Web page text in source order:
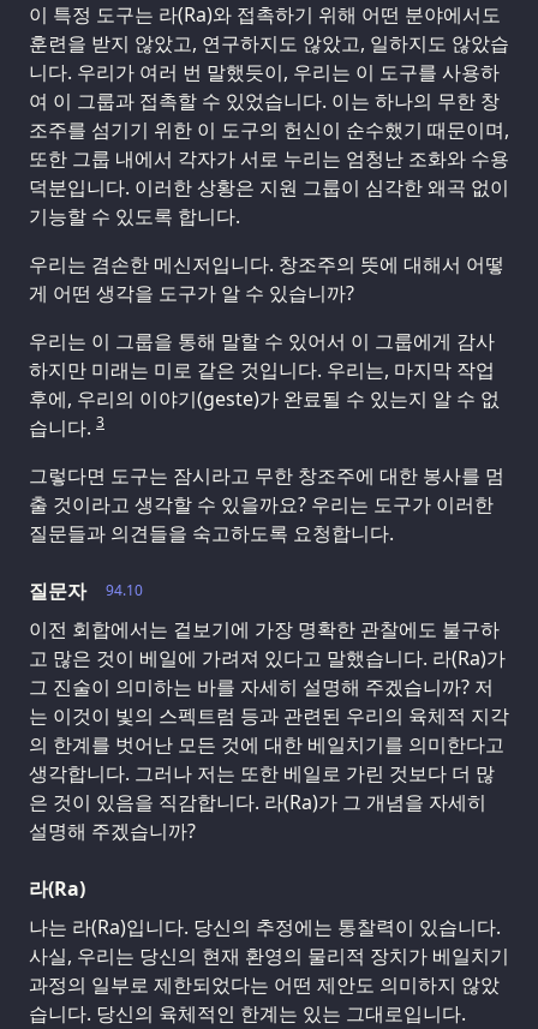
이 특정 도구는 라(Ra)와 접촉하기 위해 어떤 분야에서도
훈련을 받지 않았고, 연구하지도 않았고, 일하지도 않았습
니다. 우리가 여러 번 말했듯이, 우리는 이 도구를 사용하
여 이 그룹과 접촉할 수 있었습니다. 이는 하나의 무한 창
조주를 섬기기 위한 이 도구의 헌신이 순수했기 때문이며,
또한 그룹 내에서 각자가 서로 누리는 엄청난 조화와 수용
덕분입니다. 이러한 상황은 지원 그룹이 심각한 왜곡 없이
기능할 수 있도록 합니다.
우리는 겸손한 메신저입니다. 창조주의 뜻에 대해서 어떻
게 어떤 생각을 도구가 알 수 있습니까?
우리는 이 그룹을 통해 말할 수 있어서 이 그룹에게 감사
하지만 미래는 미로 같은 것입니다. 우리는, 마지막 작업
후에, 우리의 이야기(geste)가 완료될 수 있는지 알 수 없
습니다. 3
그렇다면 도구는 잠시라고 무한 창조주에 대한 봉사를 멈
출 것이라고 생각할 수 있을까요? 우리는 도구가 이러한
질문들과 의견들을 숙고하도록 요청합니다.
94.10
질문자
이전 회합에서는 겉보기에 가장 명확한 관찰에도 불구하
고 많은 것이 베일에 가려져 있다고 말했습니다. 라(Ra)가
그 진술이 의미하는 바를 자세히 설명해 주겠습니까? 저
는 이것이 빛의 스펙트럼 등과 관련된 우리의 육체적 지각
의 한계를 벗어난 모든 것에 대한 베일치기를 의미한다고
생각합니다. 그러나 저는 또한 베일로 가린 것보다 더 많
은 것이 있음을 직감합니다. 라(Ra)가 그 개념을 자세히
설명해 주겠습니까?
라(Ra)
나는 라(Ra)입니다. 당신의 추정에는 통찰력이 있습니다.
사실, 우리는 당신의 현재 환영의 물리적 장치가 베일치기
과정의 일부로 제한되었다는 어떤 제안도 의미하지 않았
습니다. 당신의 육체적인 한계는 있는 그대로입니다.